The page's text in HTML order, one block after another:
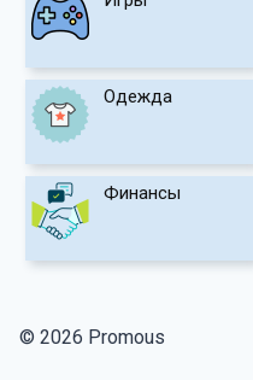
Одежда
Финансы
© 2026 Promous